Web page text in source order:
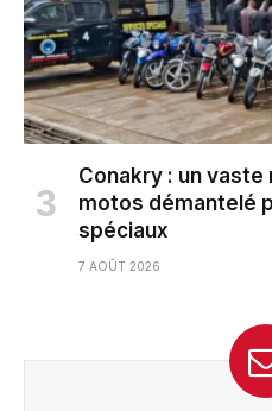
Conakry : un
motos démantelé
spéciaux
7 AOÛT 2026